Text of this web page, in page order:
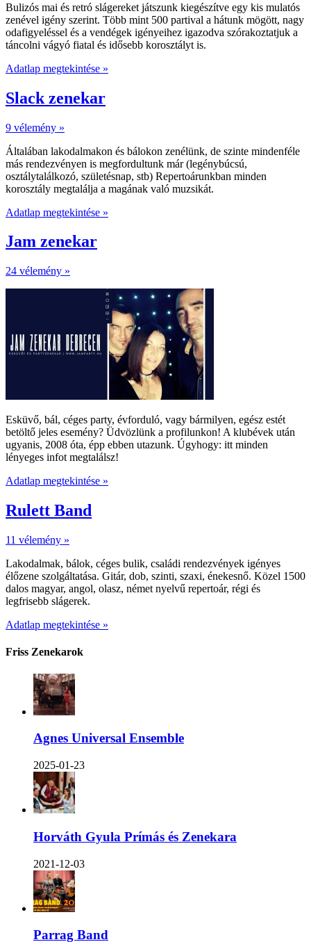
Bulizós mai és retró slágereket játszunk kiegészítve egy kis mulatós
zenével igény szerint. Több mint 500 partival a hátunk mögött, nagy
odafigyeléssel és a vendégek igényeihez igazodva szórakoztatjuk a
táncolni vágyó fiatal és idősebb korosztályt is.
Adatlap megtekintése »
Slack zenekar
9 vélemény »
Általában lakodalmakon és bálokon zenélünk, de szinte mindenféle
más rendezvényen is megfordultunk már (legénybúcsú,
osztálytalálkozó, születésnap, stb) Repertoárunkban minden
korosztály megtalálja a magának való muzsikát.
Adatlap megtekintése »
Jam zenekar
24 vélemény »
Esküvő, bál, céges party, évforduló, vagy bármilyen, egész estét
betöltő jeles esemény? Üdvözlünk a profilunkon! A klubévek után
ugyanis, 2008 óta, épp ebben utazunk. Úgyhogy: itt minden
lényeges infot megtalálsz!
Adatlap megtekintése »
Rulett Band
11 vélemény »
Lakodalmak, bálok, céges bulik, családi rendezvények igényes
élőzene szolgáltatása. Gitár, dob, szinti, szaxi, énekesnő. Közel 1500
dalos magyar, angol, olasz, német nyelvű repertoár, régi és
legfrisebb slágerek.
Adatlap megtekintése »
Friss Zenekarok
Agnes Universal Ensemble
2025-01-23
Horváth Gyula Prímás és Zenekara
2021-12-03
Parrag Band